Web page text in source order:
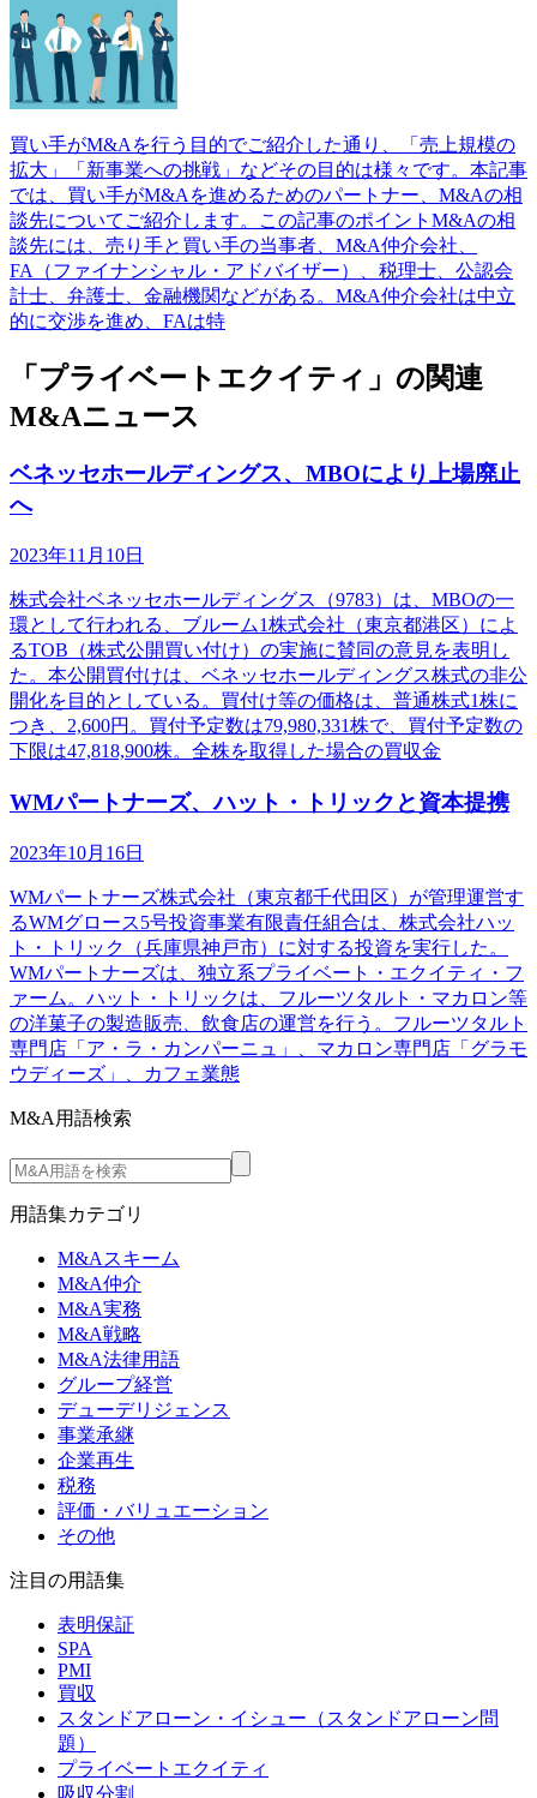
買い手がM&Aを行う目的でご紹介した通り、「売上規模の
拡大」「新事業への挑戦」などその目的は様々です。本記事
では、買い手がM&Aを進めるためのパートナー、M&Aの相
談先についてご紹介します。この記事のポイントM&Aの相
談先には、売り手と買い手の当事者、M&A仲介会社、
FA（ファイナンシャル・アドバイザー）、税理士、公認会
計士、弁護士、金融機関などがある。M&A仲介会社は中立
的に交渉を進め、FAは特
「プライベートエクイティ」の関連
M&Aニュース
ベネッセホールディングス、MBOにより上場廃止
へ
2023年11月10日
株式会社ベネッセホールディングス（9783）は、MBOの一
環として行われる、ブルーム1株式会社（東京都港区）によ
るTOB（株式公開買い付け）の実施に賛同の意見を表明し
た。本公開買付けは、ベネッセホールディングス株式の非公
開化を目的としている。買付け等の価格は、普通株式1株に
つき、2,600円。買付予定数は79,980,331株で、買付予定数の
下限は47,818,900株。全株を取得した場合の買収金
WMパートナーズ、ハット・トリックと資本提携
2023年10月16日
WMパートナーズ株式会社（東京都千代田区）が管理運営す
るWMグロース5号投資事業有限責任組合は、株式会社ハッ
ト・トリック（兵庫県神戸市）に対する投資を実行した。
WMパートナーズは、独立系プライベート・エクイティ・フ
ァーム。ハット・トリックは、フルーツタルト・マカロン等
の洋菓子の製造販売、飲食店の運営を行う。フルーツタルト
専門店「ア・ラ・カンパーニュ」、マカロン専門店「グラモ
ウディーズ」、カフェ業態
M&A用語検索
用語集カテゴリ
M&Aスキーム
M&A仲介
M&A実務
M&A戦略
M&A法律用語
グループ経営
デューデリジェンス
事業承継
企業再生
税務
評価・バリュエーション
その他
注目の用語集
表明保証
SPA
PMI
買収
スタンドアローン・イシュー（スタンドアローン問
題）
プライベートエクイティ
吸収分割